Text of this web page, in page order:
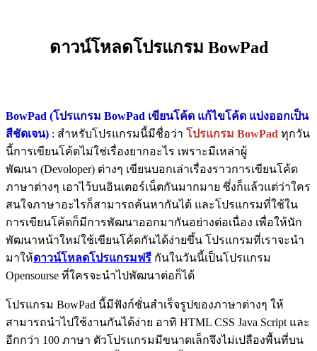
ดาวน์โหลดโปรแกรม BowPad
BowPad (โปรแกรม BowPad เขียนโค้ด แก้ไขโค้ด แบ่งออกเป็น
สีชัดเจน) : สำหรับโปรแกรมนี้มีชื่อว่า โปรแกรม BowPad ทุกวัน
นี้การเขียนโค้ดไม่ใช่เรื่องยากอะไร เพราะมีเหล่าผู้
พัฒนา (Devoloper) ต่างๆ เขียนบอกเล่าเรื่องราวการเขียนโค้ด
ภาษาต่างๆ เอาไว้บนอินเตอร์เน็ตกันมากมาย ซึ่งก็แล้วแต่ว่าใคร
สนใจภาษาอะไรก็สามารถค้นหากันได้ และโปรแกรมที่ใช้ใน
การเขียนโค้ดก็มีการพัฒนาออกมากันอย่างต่อเนื่อง เพื่อให้นัก
พัฒนาหน้าใหม่ใช้เขียนโค้ดกันได้ง่ายขึ้น โปรแกรมที่เราจะนำ
มาให้ดาวน์โหลดโปรแกรมฟรี กันในวันนี้เป็นโปรแกรม
Opensourse ที่ใครจะนำไปพัฒนาต่อก็ได้
โปรแกรม BowPad นี้มีฟังก์ชั่นสำเร็จรูปของภาษาต่างๆ ให้
สามารถนำไปใช้งานกันได้ง่าย อาทิ HTML CSS Java Script และ
อีกกว่า 100 ภาษา ตัวโปรแกรมมีขนาดเล็กจึงไม่เปลืองพื้นที่บน